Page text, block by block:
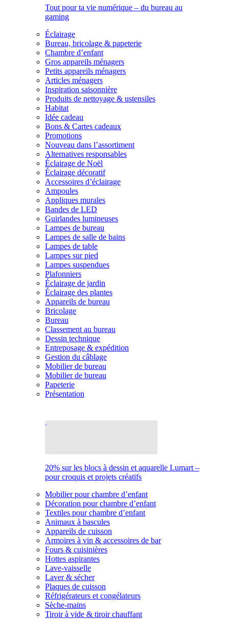
Tout pour ta vie numérique – du bureau au
gaming
Éclairage
Bureau, bricolage & papeterie
Chambre d’enfant
Gros appareils ménagers
Petits appareils ménagers
Articles ménagers
Inspiration saisonnière
Produits de nettoyage & ustensiles
Habitat
Idée cadeau
Bons & Cartes cadeaux
Promotions
Nouveau dans l’assortiment
Alternatives responsables
Éclairage de Noël
Éclairage décoratif
Accessoires d’éclairage
Ampoules
Appliques murales
Bandes de LED
Guirlandes lumineuses
Lampes de bureau
Lampes de salle de bains
Lampes de table
Lampes sur pied
Lampes suspendues
Plafonniers
Éclairage de jardin
Éclairage des plantes
Appareils de bureau
Bricolage
Bureau
Classement au bureau
Dessin technique
Entreposage & expédition
Gestion du câblage
Mobilier de bureau
Mobilier de bureau
Papeterie
Présentation
20% sur les blocs à dessin et aquarelle Lumart –
pour croquis et projets créatifs
Mobilier pour chambre d’enfant
Décoration pour chambre d’enfant
Textiles pour chambre d’enfant
Animaux à bascules
Appareils de cuisson
Armoires à vin & accessoires de bar
Fours & cuisinières
Hottes aspirantes
Lave-vaisselle
Laver & sécher
Plaques de cuisson
Réfrigérateurs et congélateurs
Sèche-mains
Tiroir à vide & tiroir chauffant